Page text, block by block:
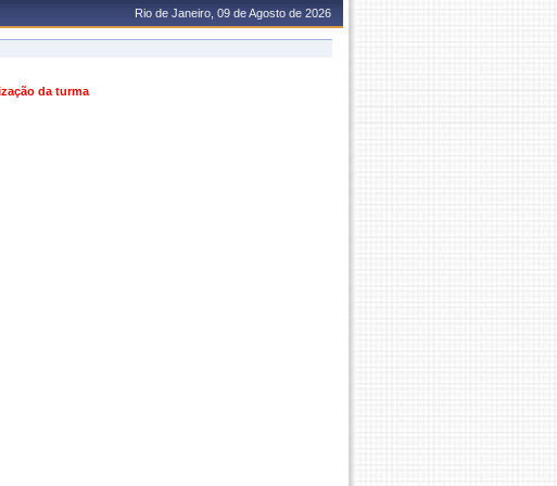
Rio de Janeiro, 09 de Agosto de 2026
da turma